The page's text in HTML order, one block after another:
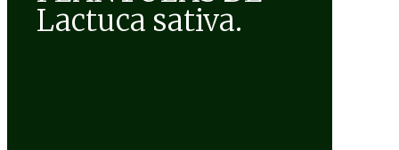
Lactuca sativa.